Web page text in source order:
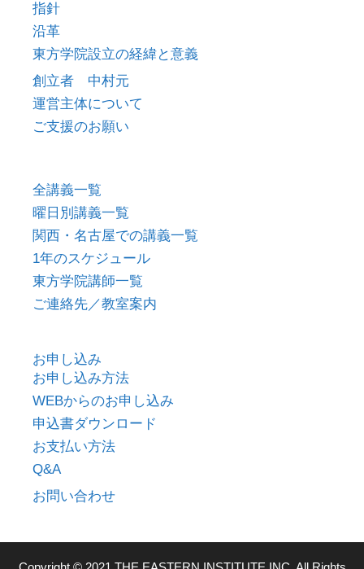
指針
沿革
東方学院設立の経緯と意義
創立者 中村元
運営主体について
ご支援のお願い
全講義一覧
曜日別講義一覧
関西・名古屋での講義一覧
1年のスケジュール
東方学院講師一覧
ご連絡先／教室案内
お申し込み
お申し込み方法
WEBからのお申し込み
申込書ダウンロード
お支払い方法
Q&A
お問い合わせ